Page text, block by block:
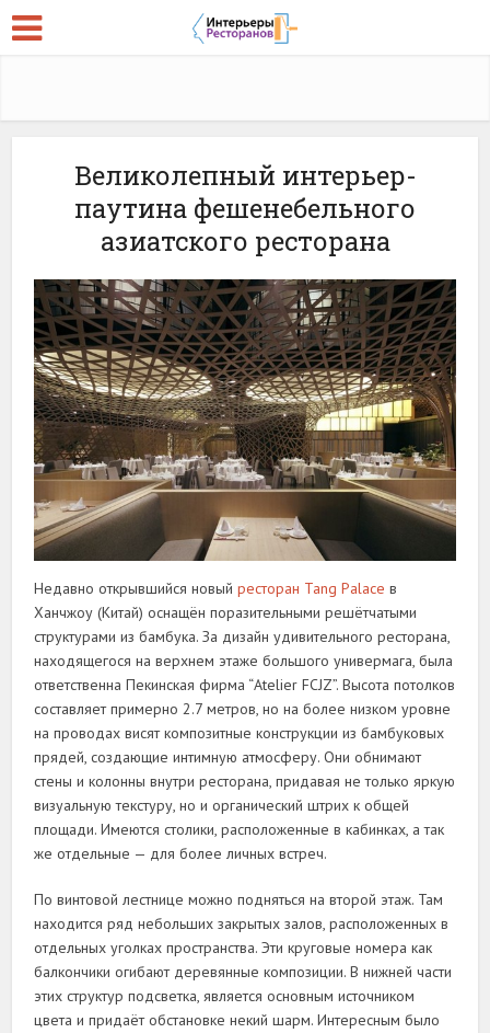
Великолепный интерьер-
паутина фешенебельного
азиатского ресторана
Недавно открывшийся новыйресторан Tang Palace в
Ханчжоу (Китай) оснащён поразительными решётчатыми
структурами из бамбука. За дизайн удивительного ресторана,
находящегося на верхнем этаже большого универмага, была
ответственна Пекинская фирма “Atelier FCJZ”. Высота потолков
составляет примерно 2.7 метров, но на более низком уровне
на проводах висят композитные конструкции из бамбуковых
прядей, создающие интимную атмосферу. Они обнимают
стены и колонны внутри ресторана, придавая не только яркую
визуальную текстуру, но и органический штрих к общей
площади. Имеются столики, расположенные в кабинках, а так
же отдельные — для более личных встреч.
По винтовой лестнице можно подняться на второй этаж. Там
находится ряд небольших закрытых залов, расположенных в
отдельных уголках пространства. Эти круговые номера как
балкончики огибают деревянные композиции. В нижней части
этих структур подсветка, является основным источником
цвета и придаёт обстановке некий шарм. Интересным было